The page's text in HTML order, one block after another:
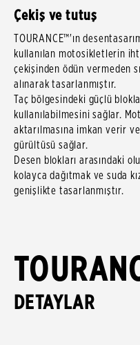
Çekiş ve tutuş
TOURANCE™'ın
kullanılan motosikletlerin
çekişinden ödün vermeden
alınarak tasarlanmıştır.
Taç bölgesindeki güçlü
kullanılabilmesini sağlar.
aktarılmasına imkan verir
gürültüsü sağlar.
Desen blokları arasındaki
kolayca dağıtmak ve suda
genişlikte tasarlanmıştır.
DETAYLAR